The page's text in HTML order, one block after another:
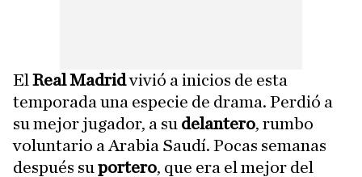
El Real Madridvivió a inicios de esta
temporada una especie de drama. Perdió a
su mejor jugador, a su delantero, rumbo
voluntario a Arabia Saudí. Pocas semanas
después su portero, que era el mejor del